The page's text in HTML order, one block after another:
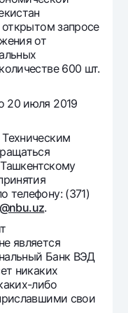
открытом запросе
от
600 шт.
20 июля 2019
телефону: (371)
.
является
Банк ВЭД
никаких
либо
свои